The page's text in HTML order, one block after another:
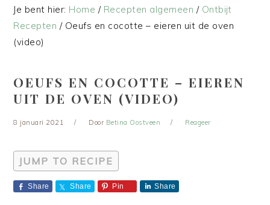
Je bent hier: Home / Recepten algemeen / Ontbijt
Recepten /Oeufs en cocotte – eieren uit de oven
(video)
OEUFS EN COCOTTE – EIEREN
UIT DE OVEN (VIDEO)
8 januari 2021 Door Betina Oostveen Reageer
JUMP TO RECIPE
Share Share Pin Share